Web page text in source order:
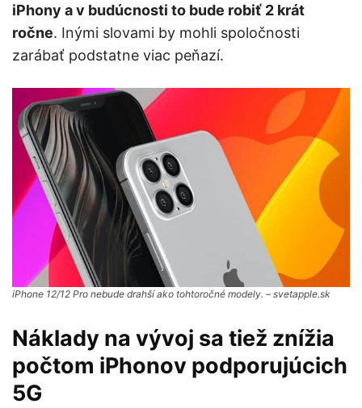
iPhony a v budúcnosti to bude robiť 2 krát
ročne. Inými slovami by mohli spoločnosti
zarábať podstatne viac peňazí.
iPhone 12/12 Pro nebude drahší ako tohtoročné modely. – svetapple.sk
Náklady na vývoj sa tiež znížia
počtom iPhonov podporujúcich
5G